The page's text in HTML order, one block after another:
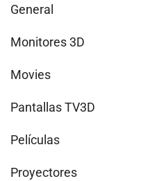
General
Monitores 3D
Movies
Pantallas TV3D
Películas
Proyectores